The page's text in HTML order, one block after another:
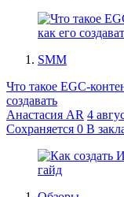
SMM
Что такое EGC-
создавать
Анастасия AR 4
Сохраняется 0 В